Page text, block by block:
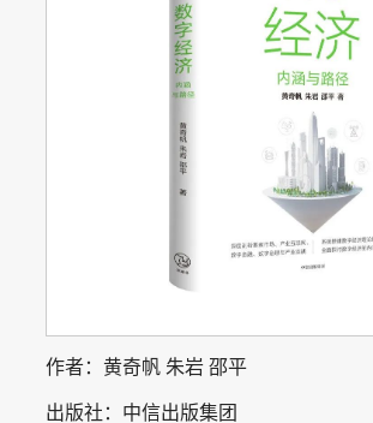
作者：黄奇帆 朱岩 邵平
出版社：中信出版集团